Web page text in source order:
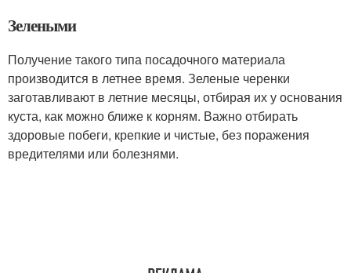
Зелеными
Получение такого типа посадочного материала
производится в летнее время. Зеленые черенки
заготавливают в летние месяцы, отбирая их у основания
куста, как можно ближе к корням. Важно отбирать
здоровые побеги, крепкие и чистые, без поражения
вредителями или болезнями.